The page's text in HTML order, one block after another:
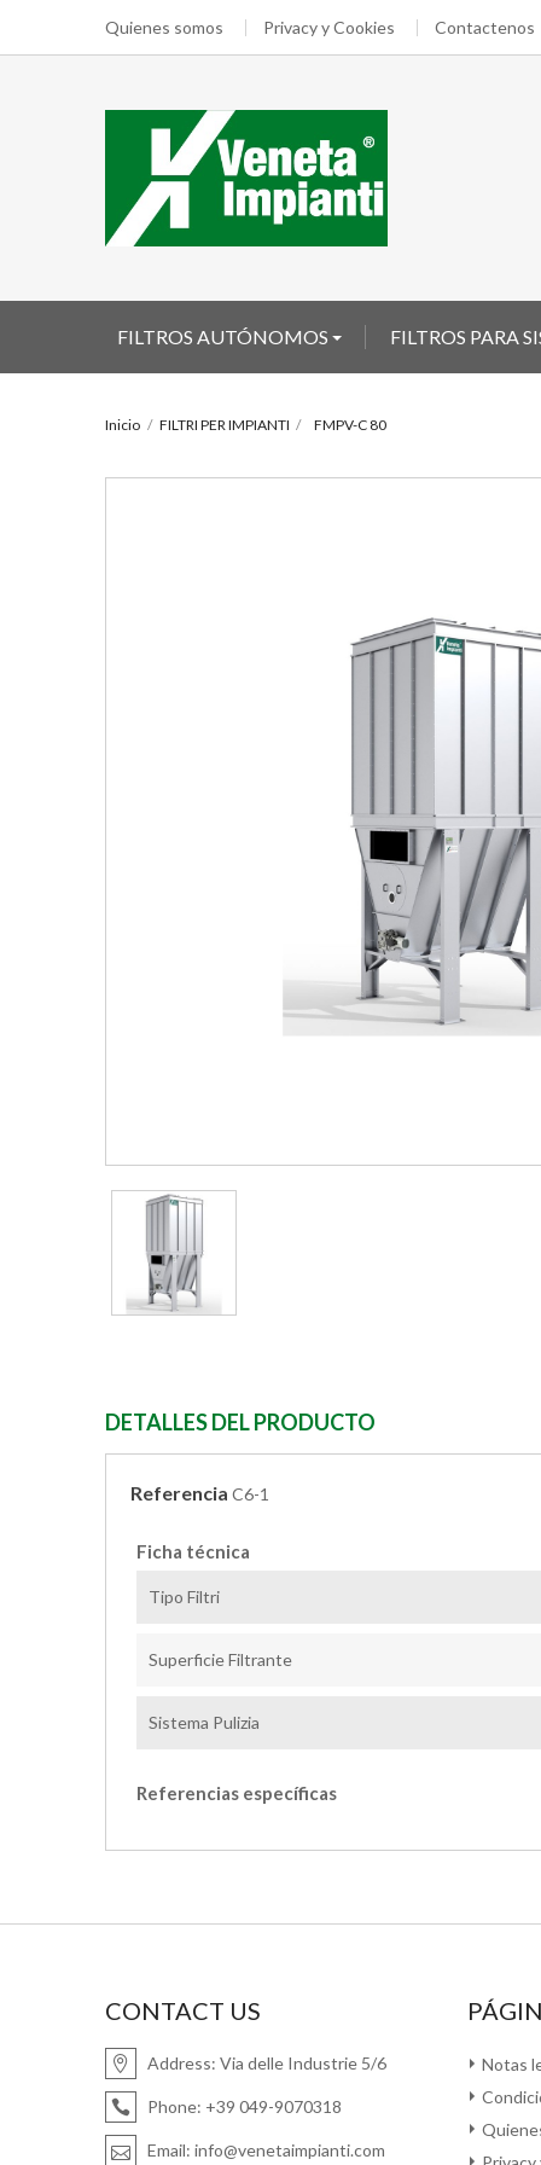
Quienes somos Privacy y Cookies Contactenos
FILTROS AUTÓNOMOS FILTROS PARA
Inicio FILTRI PER IMPIANTI FMPV-C 80
DETALLES DEL PRODUCTO
Referencia C6-1
Ficha técnica
Tipo Filtri
Superficie Filtrante
Sistema Pulizia
Referencias específicas
CONTACT US
Address: Via delle Industrie 5/6
Phone: +39 049-9070318
Email: info@venetaimpianti.com
Notas